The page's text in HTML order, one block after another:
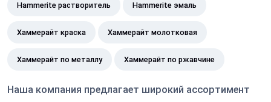
Hammerite растворитель Hammerite эмаль
Хаммерайт краска Хаммерайт молотковая
Хаммерайт по металлу Хаммерайт по ржавчине
Наша компания предлагает широкий ассортимент